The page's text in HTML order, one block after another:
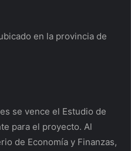
en la provincia de
se vence el Estudio de
para el proyecto. Al
de Economía y Finanzas,